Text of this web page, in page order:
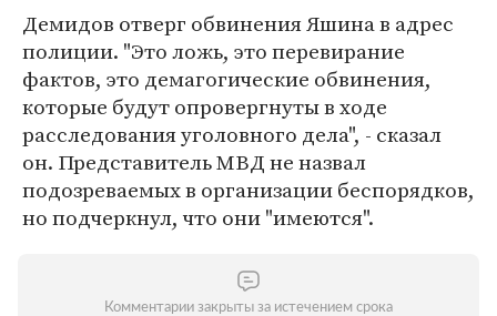
Демидов отверг обвинения Яшина в адрес
полиции. "Это ложь, это перевирание
фактов, это демагогические обвинения,
которые будут опровергнуты в ходе
расследования уголовного дела", - сказал
он. Представитель МВД не назвал
подозреваемых в организации беспорядков,
но подчеркнул, что они "имеются".
Комментарии закрыты за истечением срока